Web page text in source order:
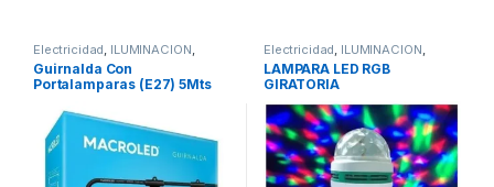
Electricidad ILUMINACIÓN
ILUMINACION
Guirnalda Con
Portalamparas (E27) 5Mts
Electricidad ILUMINACIÓN
ILUMINACION
LAMPARA LED RGB
GIRATORIA